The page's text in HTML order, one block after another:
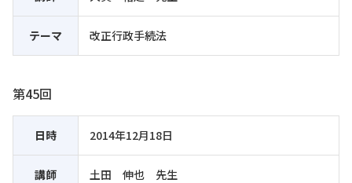
テーマ 改正行政手続法
第45回
日時 2014年12月18日
講師 土田 伸也 先生